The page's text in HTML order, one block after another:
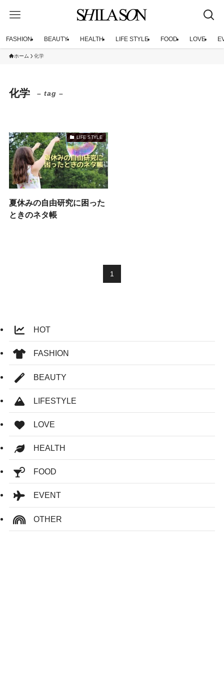
FASHION BEAUTY HEALTH LIFE STYLE FOOD LOVE
ホーム 化学
化学 – tag –
LIFE STYLE
夏休みの自由研究に困った
ときのネタ帳
1
HOT
FASHION
BEAUTY
LIFESTYLE
LOVE
HEALTH
FOOD
EVENT
OTHER